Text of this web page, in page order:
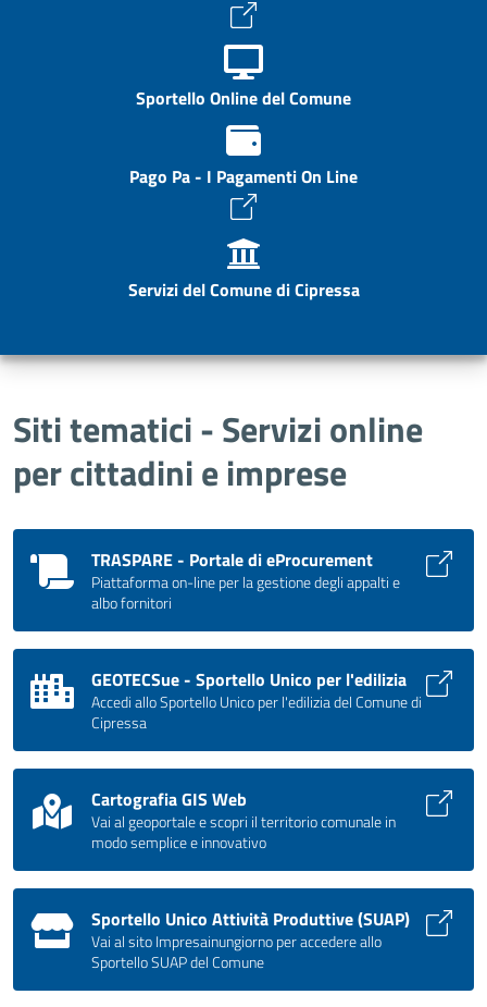
Sportello Online del Comune
Pago Pa - I Pagamenti On Line
Servizi del Comune di Cipressa
Siti tematici - Servizi online
per cittadini e imprese
TRASPARE - Portale di eProcurement
Piattaforma on-line per la gestione degli appalti e
albo fornitori
GEOTECSue - Sportello Unico per l'edilizia
Accedi allo Sportello Unico per l'edilizia del Comune di
Cipressa
Cartografia GIS Web
Vai al geoportale e scopri il territorio comunale in
modo semplice e innovativo
Sportello Unico Attività Produttive (SUAP)
Vai al sito Impresainungiorno per accedere allo
Sportello SUAP del Comune